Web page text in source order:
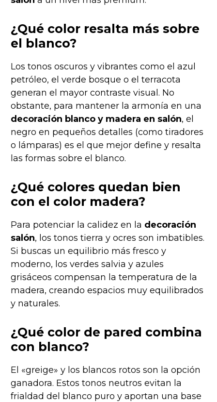
¿Qué color resalta más sobre
el blanco?
Los tonos oscuros y vibrantes como el azul
petróleo, el verde bosque o el terracota
generan el mayor contraste visual. No
obstante, para mantener la armonía en una
decoración blanco y madera en salón, el
negro en pequeños detalles (como tiradores
o lámparas) es el que mejor define y resalta
las formas sobre el blanco.
¿Qué colores quedan bien
con el color madera?
Para potenciar la calidez en la decoración
salón, los tonos tierra y ocres son imbatibles.
Si buscas un equilibrio más fresco y
moderno, los verdes salvia y azules
grisáceos compensan la temperatura de la
madera, creando espacios muy equilibrados
y naturales.
¿Qué color de pared combina
con blanco?
El «greige» y los blancos rotos son la opción
ganadora. Estos tonos neutros evitan la
frialdad del blanco puro y aportan una base